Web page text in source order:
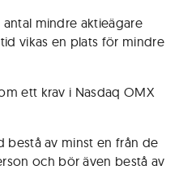
mindre aktieägare
vikas en plats för mindre
ett krav i Nasdaq OMX
bestå av minst en från de
och bör även bestå av